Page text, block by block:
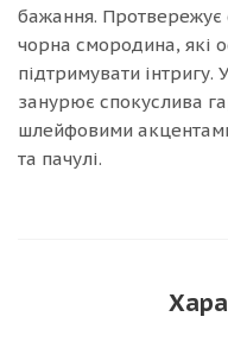
бажання. Протвережує
чорна смородина, які
підтримувати
занурює спокуслива
шлейфовими
та пачулі.